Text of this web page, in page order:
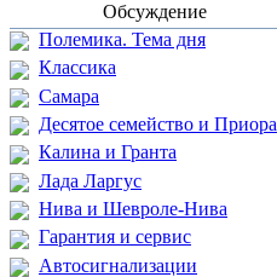
Обсуждение
Полемика. Тема дня
Классика
Самара
Десятое семейство и Приора
Калина и Гранта
Лада Ларгус
Нива и Шевроле-Нива
Гарантия и сервис
Автосигнализации